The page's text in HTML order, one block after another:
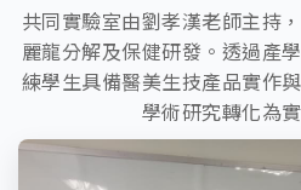
共同實驗室由劉孝漢老師主持
麗龍分解及保健研發。透過產
練學生具備醫美生技產品實作
學術研究轉化為